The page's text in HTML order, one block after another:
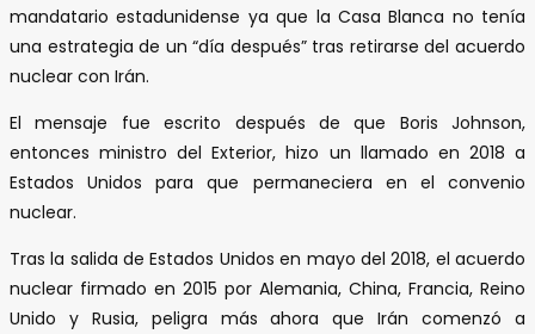
mandatario estadunidense ya que la Casa Blanca no tenía
una estrategia de un “día después” tras retirarse del acuerdo
nuclear con Irán.
El mensaje fue escrito después de que Boris Johnson,
entonces ministro del Exterior, hizo un llamado en 2018 a
Estados Unidos para que permaneciera en el convenio
nuclear.
Tras la salida de Estados Unidos en mayo del 2018, el acuerdo
nuclear firmado en 2015 por Alemania, China, Francia, Reino
Unido y Rusia, peligra más ahora que Irán comenzó a